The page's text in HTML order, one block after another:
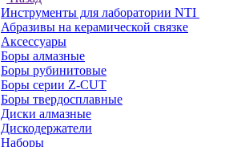
Инструменты для лаборатории NTI
Абразивы на керамической связке
Аксессуары
Боры алмазные
Боры рубинитовые
Боры серии Z-CUT
Боры твердосплавные
Диски алмазные
Дискодержатели
Наборы